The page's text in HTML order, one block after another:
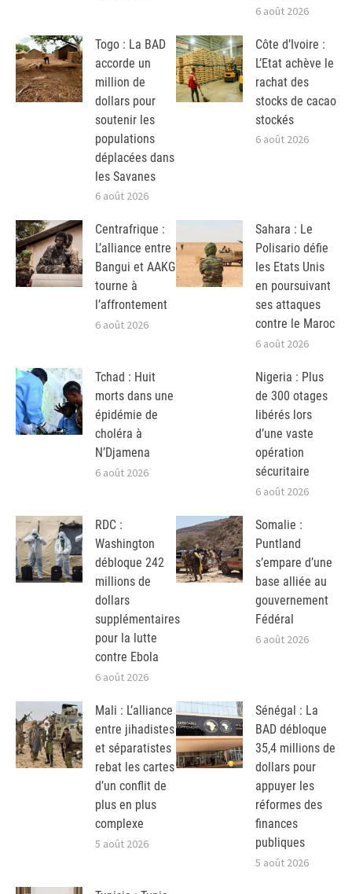
6 août 2026
Togo : La BAD
accorde un
million de
dollars pour
soutenir les
populations
déplacées dans
les Savanes
6 août 2026
Côte d’Ivoire :
L’Etat achève le
rachat des
stocks de cacao
stockés
6 août 2026
Centrafrique :
L’alliance entre
Bangui et AAKG
tourne à
l’affrontement
6 août 2026
Sahara : Le
Polisario défie
les Etats Unis
en poursuivant
ses attaques
contre le Maroc
6 août 2026
Tchad : Huit
morts dans une
épidémie de
choléra à
N’Djamena
6 août 2026
Nigeria : Plus
de 300 otages
libérés lors
d’une vaste
opération
sécuritaire
6 août 2026
RDC :
Washington
débloque 242
millions de
dollars
supplémentaires
pour la lutte
contre Ebola
6 août 2026
Somalie :
Puntland
s’empare d’une
base alliée au
gouvernement
Fédéral
6 août 2026
Mali : L’alliance
entre jihadistes
et séparatistes
rebat les cartes
d’un conflit de
plus en plus
complexe
5 août 2026
Sénégal : La
BAD débloque
35,4 millions de
dollars pour
appuyer les
réformes des
finances
publiques
5 août 2026